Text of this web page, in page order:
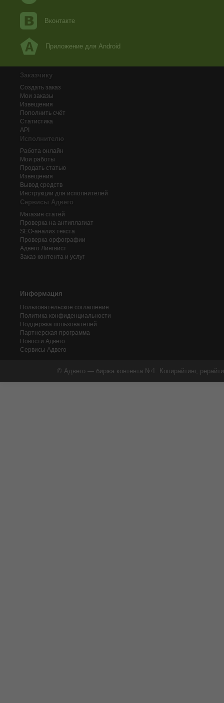
Вконтакте
Приложение для Android
Заказчику
Создать заказ
Мои заказы
Извещения
Пополнить счёт
Статистика
API
Исполнителю
Работа онлайн
Мои работы
Продать статью
Извещения
Вывод средств
Инструкции для исполнителей
Сервисы Адвего
Магазин статей
Проверка на антиплагиат
SEO-анализ текста
Проверка орфографии
Адвего Лингвист
Заказ контента и услуг
Информация
Пользовательское соглашение
Политика конфиденциальности
Поддержка пользователей
Партнерская программа
Новости Адвего
Сервисы Адвего
© Адвего — биржа контента №1. Копирайтинг,